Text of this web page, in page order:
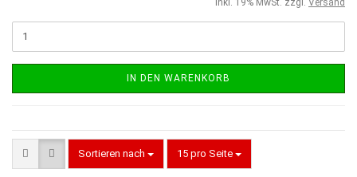
inkl. 19% MwSt. zzgl. Versand
IN DEN WARENKORB
Sortieren nach 15 pro Seite